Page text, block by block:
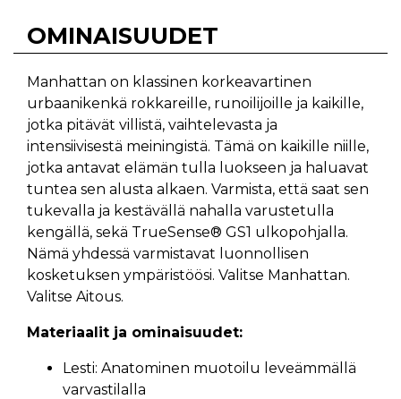
OMINAISUUDET
Manhattan on klassinen korkeavartinen
urbaanikenkä rokkareille, runoilijoille ja kaikille,
jotka pitävät villistä, vaihtelevasta ja
intensiivisestä meiningistä. Tämä on kaikille niille,
jotka antavat elämän tulla luokseen ja haluavat
tuntea sen alusta alkaen. Varmista, että saat sen
tukevalla ja kestävällä nahalla varustetulla
kengällä, sekä TrueSense® GS1 ulkopohjalla.
Nämä yhdessä varmistavat luonnollisen
kosketuksen ympäristöösi. Valitse Manhattan.
Valitse Aitous.
Materiaalit ja ominaisuudet:
Lesti: Anatominen muotoilu leveämmällä
varvastilalla